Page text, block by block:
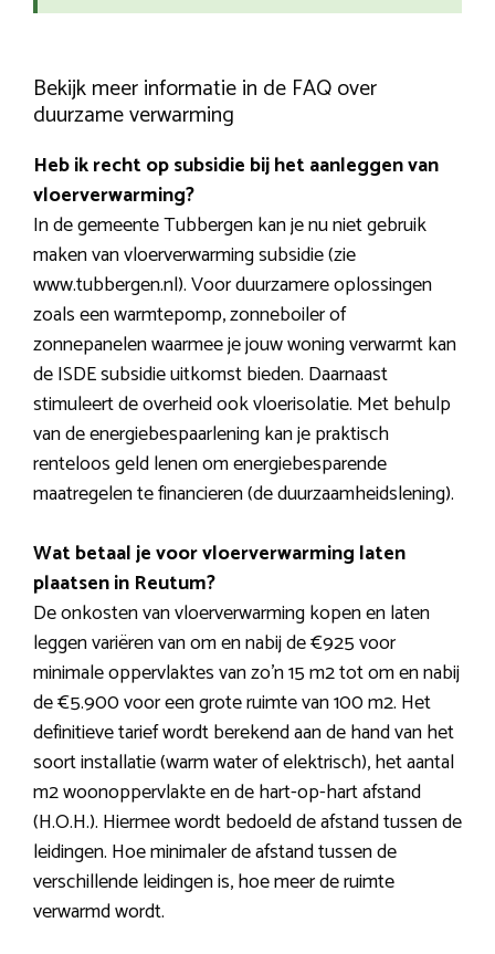
Bekijk meer informatie in de FAQ over
duurzame verwarming
Heb ik recht op subsidie bij het aanleggen van
vloerverwarming?
In de gemeente Tubbergen kan je nu niet gebruik
maken van vloerverwarming subsidie (zie
www.tubbergen.nl). Voor duurzamere oplossingen
zoals een warmtepomp, zonneboiler of
zonnepanelen waarmee je jouw woning verwarmt kan
de ISDE subsidie uitkomst bieden. Daarnaast
stimuleert de overheid ook vloerisolatie. Met behulp
van de energiebespaarlening kan je praktisch
renteloos geld lenen om energiebesparende
maatregelen te financieren (de duurzaamheidslening).
Wat betaal je voor vloerverwarming laten
plaatsen in Reutum?
De onkosten van vloerverwarming kopen en laten
leggen variëren van om en nabij de €925 voor
minimale oppervlaktes van zo’n 15 m2 tot om en nabij
de €5.900 voor een grote ruimte van 100 m2. Het
definitieve tarief wordt berekend aan de hand van het
soort installatie (warm water of elektrisch), het aantal
m2 woonoppervlakte en de hart-op-hart afstand
(H.O.H.). Hiermee wordt bedoeld de afstand tussen de
leidingen. Hoe minimaler de afstand tussen de
verschillende leidingen is, hoe meer de ruimte
verwarmd wordt.